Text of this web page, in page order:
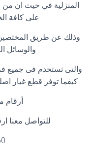
المنزلية في حيث ان
على كافة
وذلك عن طريق
والوسائل
والتى تستخدم فى جميع
كيفما توفر قطع غيار
أرقام
للتواصل معنا